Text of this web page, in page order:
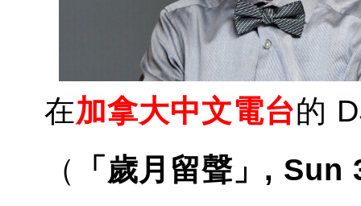
在加拿大中文電台的
（
「歲月留聲」,